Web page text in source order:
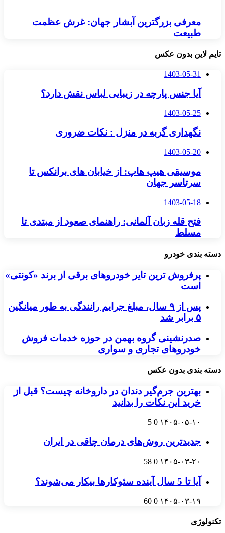
معرفی بزرگترین آبشار جهان: غرش عظمت
طبیعت
تایم لاین بدون عکس
1403-05-31
آیا جنس پارچه در زیبایی لباس نقش دارد؟
1403-05-25
نگهداری گربه در منزل : نکات ضروری
1403-05-20
موسیقی هیپ هاپ: از خیابان های برانکس تا
سرتاسر جهان
1403-05-18
فتح قله زبان آلمانی: راهنمای صعود از مبتدی تا
مسلط
دسته بندی خودرو
پرفروش ترین تایر خودروهای برقی از برند «کونتی»
است
پس از ۹ سال، مبلغ جرایم رانندگی به طور میانگین
۵ برابر شد
صدرنشینی گروه بهمن در حوزه خدمات فروش
خودروهای تجاری و سواری
دسته بندی بدون عکس
بهترین جرم‌گیر دندان در داروخانه چیست؟ قبل از
خرید این نکات را بدانید
۱۴۰۵-۰۵-۱۰ 0
5
جدیدترین روش‌های درمان چاقی در ایران
۱۴۰۵-۰۳-۲۰ 0
58
آیا تا 5 سال آینده سئوکارها بیکار می‌شوند؟
۱۴۰۵-۰۳-۱۹ 0
60
تکنولوژی